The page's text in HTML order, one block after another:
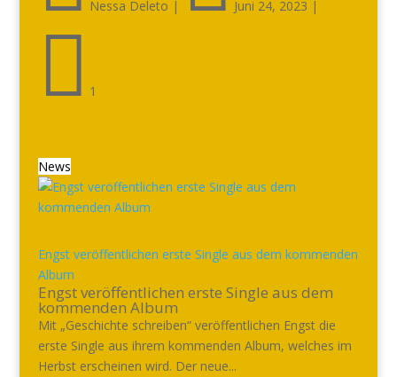
Nessa Deleto | Juni 24, 2023 |
 1
News
Engst veröffentlichen erste Single aus dem kommenden
Album
Engst veröffentlichen erste Single aus dem
kommenden Album
Mit „Geschichte schreiben“ veröffentlichen Engst die
erste Single aus ihrem kommenden Album, welches im
Herbst erscheinen wird. Der neue...